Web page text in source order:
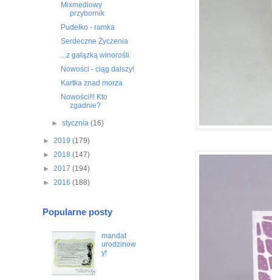
Mixmediowy
przybornik
Pudełko - ramka
Serdeczne Życzenia
...z gałązką winorośli.
Nowości - ciąg dalszy!
Kartka znad morza
Nowości!!! Kto
zgadnie?
►stycznia(16)
► 2019 (179)
► 2018 (147)
► 2017 (194)
► 2016 (188)
Popularne posty
mandat
urodzinow
y!